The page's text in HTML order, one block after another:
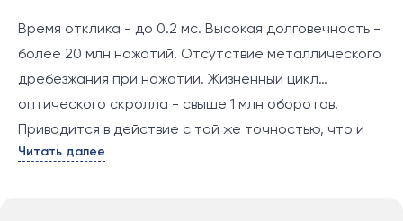
Время отклика - до 0.2 мс. Высокая долговечность -
более 20 млн нажатий. Отсутствие металлического
дребезжания при нажатии. Жизненный цикл
оптического скролла - свыше 1 млн оборотов.
Приводится в действие с той же точностью, что и
кнопка мыши. Эксклюзивная технология Wireless
Читать далее